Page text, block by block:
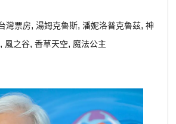
灣票房, 湯姆克魯斯, 潘妮洛普克魯茲, 神
, 風之谷, 香草天空, 魔法公主